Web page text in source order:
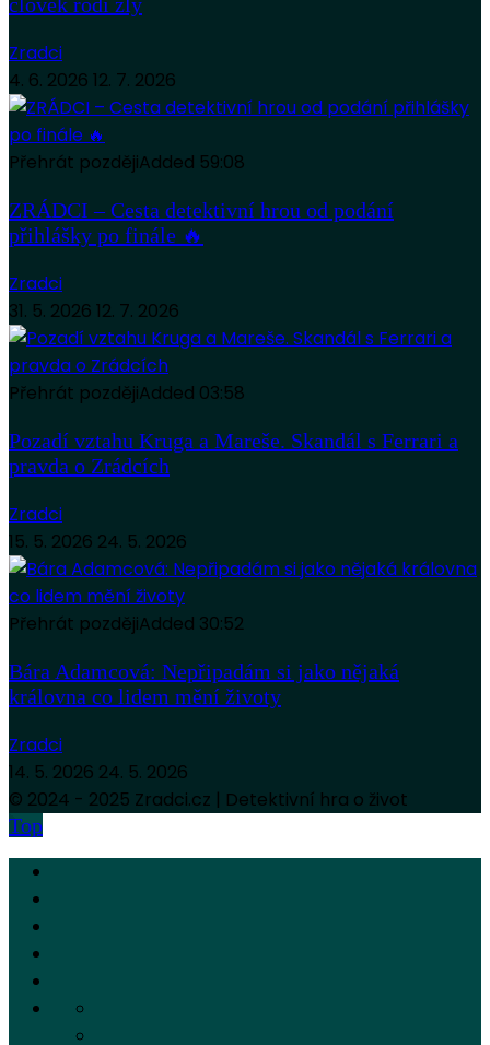
Zradci
4. 6. 2026 12. 7. 2026
Přehrát pozdějiAdded 59:08
ZRÁDCI – Cesta detektivní hrou od podání
přihlášky po finále 🔥
Zradci
31. 5. 2026 12. 7. 2026
Přehrát pozdějiAdded 03:58
Pozadí vztahu Kruga a Mareše. Skandál s Ferrari a
pravda o Zrádcích
Zradci
15. 5. 2026 24. 5. 2026
Přehrát pozdějiAdded 30:52
Bára Adamcová: Nepřipadám si jako nějaká
královna co lidem mění životy
Zradci
14. 5. 2026 24. 5. 2026
© 2024 - 2025 Zradci.cz | Detektivní hra o život
Top